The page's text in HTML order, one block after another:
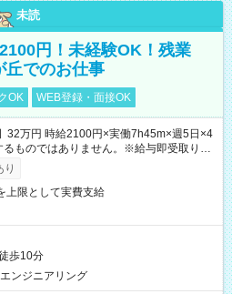
未読
円！未経験OK！残業
でのお仕事
OK WEB登録・面接OK
万円 時給2100円×実働7h45m×週5日×4
ものではありません。※給与即受取りサ
件有）
り
上限として実費支給
歩10分
ンジニアリング